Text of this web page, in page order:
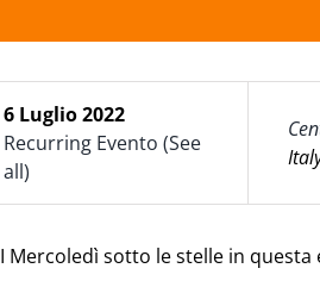
6 Luglio 2022
Recurring Evento (See
all)
I Mercoledì sotto le stelle in questa